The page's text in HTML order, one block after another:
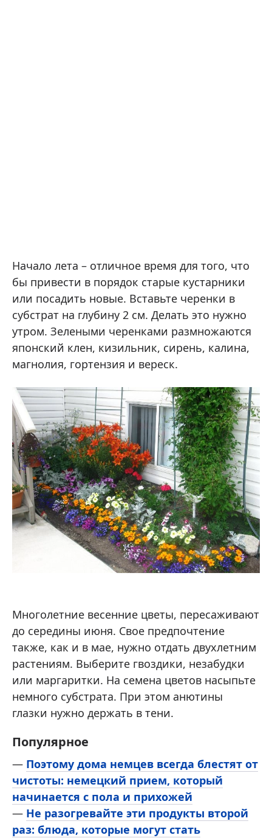
Начало лета – отличное время для того, что
бы привести в порядок старые кустарники
или посадить новые. Вставьте черенки в
субстрат на глубину 2 см. Делать это нужно
утром. Зелеными черенками размножаются
японский клен, кизильник, сирень, калина,
магнолия, гортензия и вереск.
Многолетние весенние цветы, пересаживают
до середины июня. Свое предпочтение
также, как и в мае, нужно отдать двухлетним
растениям. Выберите гвоздики, незабудки
или маргаритки. На семена цветов насыпьте
немного субстрата. При этом анютины
глазки нужно держать в тени.
Популярное
— Поэтому дома немцев всегда блестят от
чистоты: немецкий прием, который
начинается с пола и прихожей
— Не разогревайте эти продукты второй
раз: блюда, которые могут стать